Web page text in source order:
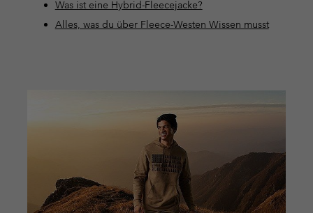
Was ist eine Hybrid-Fleecejacke?
Alles, was du über Fleece-Westen Wissen musst